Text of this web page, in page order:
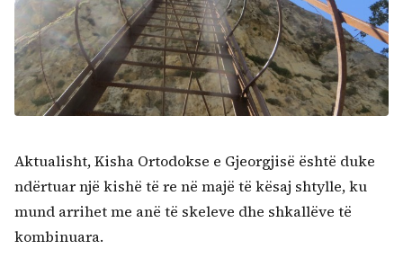
Aktualisht, Kisha Ortodokse e Gjeorgjisë është duke
ndërtuar një kishë të re në majë të kësaj shtylle, ku
mund arrihet me anë të skeleve dhe shkallëve të
kombinuara.